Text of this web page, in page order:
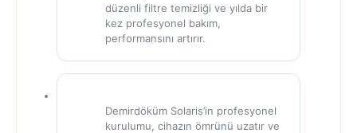
düzenli filtre temizliği ve yılda bir
kez profesyonel bakım,
performansını artırır.
Demirdöküm Solaris’in profesyonel
kurulumu, cihazın ömrünü uzatır ve